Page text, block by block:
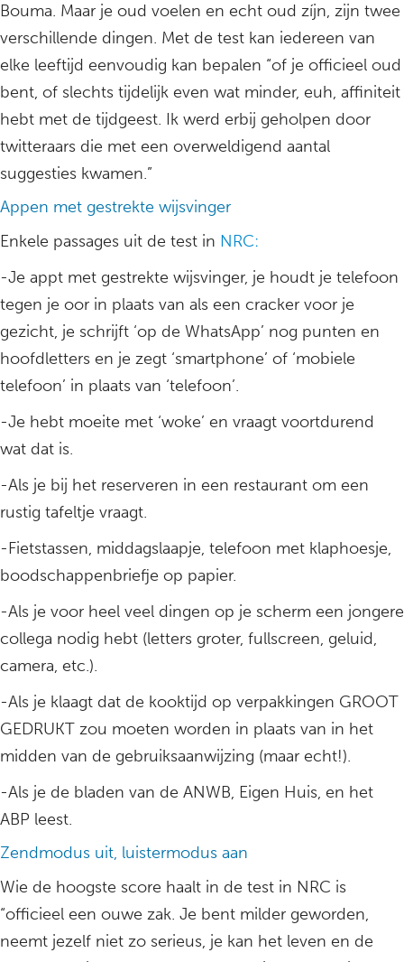
Bouma. Maar je oud voelen en echt oud zíjn, zijn twee
verschillende dingen. Met de test kan iedereen van
elke leeftijd eenvoudig kan bepalen “of je officieel oud
bent, of slechts tijdelijk even wat minder, euh, affiniteit
hebt met de tijdgeest. Ik werd erbij geholpen door
twitteraars die met een overweldigend aantal
suggesties kwamen.”
Appen met gestrekte wijsvinger
Enkele passages uit de test in NRC:
-Je appt met gestrekte wijsvinger, je houdt je telefoon
tegen je oor in plaats van als een cracker voor je
gezicht, je schrijft ‘op de WhatsApp’ nog punten en
hoofdletters en je zegt ‘smartphone’ of ‘mobiele
telefoon’ in plaats van ‘telefoon’.
-Je hebt moeite met ‘woke’ en vraagt voortdurend
wat dat is.
-Als je bij het reserveren in een restaurant om een
rustig tafeltje vraagt.
-Fietstassen, middagslaapje, telefoon met klaphoesje,
boodschappenbriefje op papier.
-Als je voor heel veel dingen op je scherm een jongere
collega nodig hebt (letters groter, fullscreen, geluid,
camera, etc.).
-Als je klaagt dat de kooktijd op verpakkingen GROOT
GEDRUKT zou moeten worden in plaats van in het
midden van de gebruiksaanwijzing (maar echt!).
-Als je de bladen van de ANWB, Eigen Huis, en het
ABP leest.
Zendmodus uit, luistermodus aan
Wie de hoogste score haalt in de test in NRC is
“officieel een ouwe zak. Je bent milder geworden,
neemt jezelf niet zo serieus, je kan het leven en de